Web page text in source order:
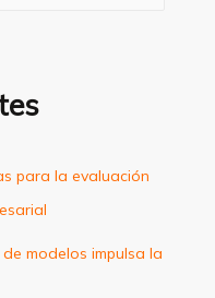
para la evaluación
modelos impulsa la